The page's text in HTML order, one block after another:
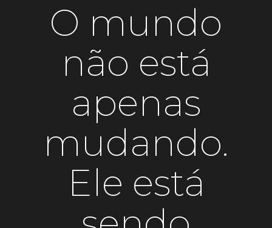
O mundo
não está
apenas
mudando.
Ele está